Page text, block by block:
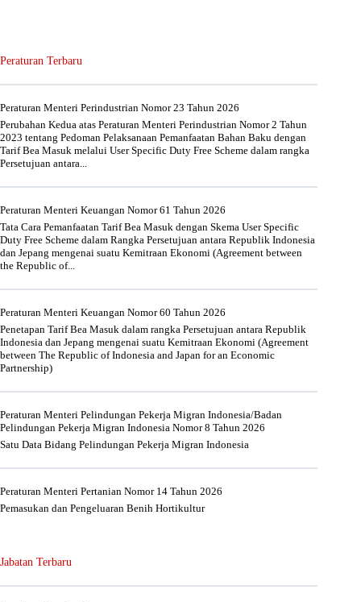
Peraturan Terbaru
Peraturan Menteri Perindustrian Nomor 23 Tahun 2026
Perubahan Kedua atas Peraturan Menteri Perindustrian Nomor 2 Tahun
2023 tentang Pedoman Pelaksanaan Pemanfaatan Bahan Baku dengan
Tarif Bea Masuk melalui User Specific Duty Free Scheme dalam rangka
Persetujuan antara...
Peraturan Menteri Keuangan Nomor 61 Tahun 2026
Tata Cara Pemanfaatan Tarif Bea Masuk dengan Skema User Specific
Duty Free Scheme dalam Rangka Persetujuan antara Republik Indonesia
dan Jepang mengenai suatu Kemitraan Ekonomi (Agreement between
the Republic of...
Peraturan Menteri Keuangan Nomor 60 Tahun 2026
Penetapan Tarif Bea Masuk dalam rangka Persetujuan antara Republik
Indonesia dan Jepang mengenai suatu Kemitraan Ekonomi (Agreement
between The Republic of Indonesia and Japan for an Economic
Partnership)
Peraturan Menteri Pelindungan Pekerja Migran Indonesia/Badan
Pelindungan Pekerja Migran Indonesia Nomor 8 Tahun 2026
Satu Data Bidang Pelindungan Pekerja Migran Indonesia
Peraturan Menteri Pertanian Nomor 14 Tahun 2026
Pemasukan dan Pengeluaran Benih Hortikultur
Jabatan Terbaru